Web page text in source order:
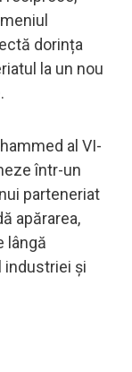
dorința
la un nou
al VI-
într-un
parteneriat
apărarea,
lângă
industriei și